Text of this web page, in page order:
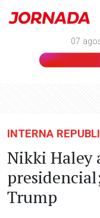
07
INTERNA
Nikki Haley
Trump